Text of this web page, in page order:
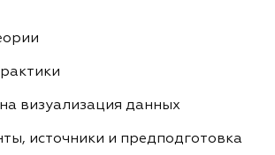
визуализация данных
источники и предподготовка